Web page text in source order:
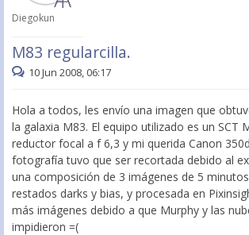
Diegokun
M83 regularcilla.
10 Jun 2008, 06:17
Hola a todos, les envío una imagen que
la galaxia M83. El equipo utilizado es un SCT
reductor focal a f 6,3 y mi querida Canon
fotografía tuvo que ser recortada debido al
una composición de 3 imágenes de 5
restados darks y bias, y procesada en
más imágenes debido a que Murphy y las
impidieron =(